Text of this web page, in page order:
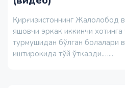
Қирғизистоннинг Жалолобод
яшовчи эркак иккинчи
турмушидан бўлган болалари
иштирокида тўй ўтказди.…...